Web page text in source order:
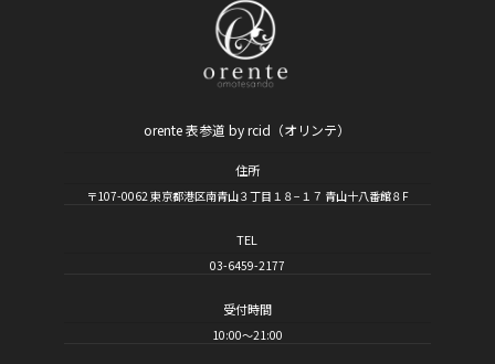
orente 表参道 by rcid（オリンテ）
住所
〒107-0062 東京都港区南青山３丁目１８−１７ 青山十八番館８F
TEL
03-6459-2177
受付時間
10:00～21:00